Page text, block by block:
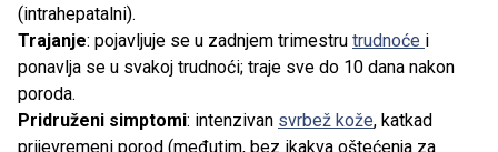
(intrahepatalni).
Trajanje: pojavljuje se u zadnjem trimestru trudnoće i
ponavlja se u svakoj trudnoći; traje sve do 10 dana nakon
poroda.
Pridruženi simptomi: intenzivan svrbež kože, katkad
prijevremeni porod (međutim, bez ikakva oštećenja za